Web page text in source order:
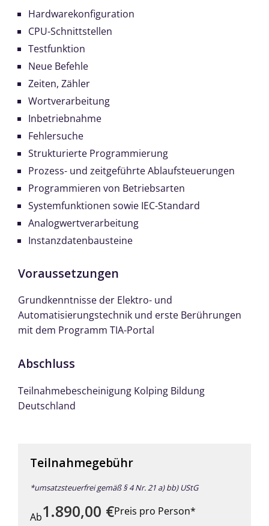
Hardwarekonfiguration
CPU-Schnittstellen
Testfunktion
Neue Befehle
Zeiten, Zähler
Wortverarbeitung
Inbetriebnahme
Fehlersuche
Strukturierte Programmierung
Prozess- und zeitgeführte Ablaufsteuerungen
Programmieren von Betriebsarten
Systemfunktionen sowie IEC-Standard
Analogwertverarbeitung
Instanzdatenbausteine
Voraussetzungen
Grundkenntnisse der Elektro- und
Automatisierungstechnik und erste Berührungen
mit dem Programm TIA-Portal
Abschluss
Teilnahmebescheinigung Kolping Bildung
Deutschland
Teilnahmegebühr
*umsatzsteuerfrei gemäß § 4 Nr. 21 a) bb) UStG
Ab1.890,00 €Preis pro Person*